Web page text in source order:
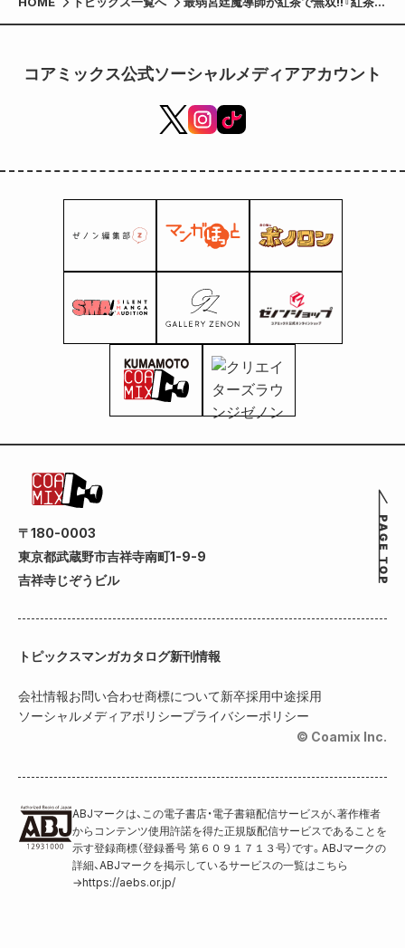
魔女の優雅なる宮廷生活 チートをひた
コアミックス公式ソーシャルメディアアカウント
〒180-0003
東京都武蔵野市吉祥寺南町1-9-9
吉祥寺じぞうビル
トピックスマンガカタログ新刊情報
会社情報お問い合わせ商標について新卒採用中途採用
ソーシャルメディアポリシープライバシーポリシー
© Coamix Inc.
ABJマークは、この電子書店・電子書籍配信サービスが、著作権者
からコンテンツ使用許諾を得た正規版配信サービスであることを
示す登録商標（登録番号 第６０９１７１３号）です。ABJマークの
詳細、ABJマークを掲示しているサービスの一覧はこちら
→https://aebs.or.jp/